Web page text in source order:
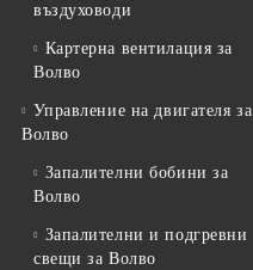
въздуховоди
Картерна вентилация за
Волво
Управление на двигателя за
Волво
Запалителни бобини за
Волво
Запалителни и подгревни
свещи за Волво